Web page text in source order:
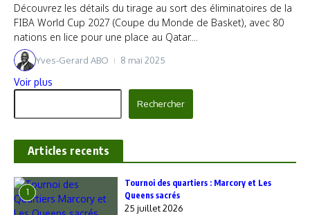
Découvrez les détails du tirage au sort des éliminatoires de la
FIBA World Cup 2027 (Coupe du Monde de Basket), avec 80
nations en lice pour une place au Qatar....
Yves-Gerard ABO 8 mai 2025
Voir plus
Rechercher
Articles recents
1
‎Tournoi des quartiers : Marcory et Les
Queens sacrés
25 juillet 2026